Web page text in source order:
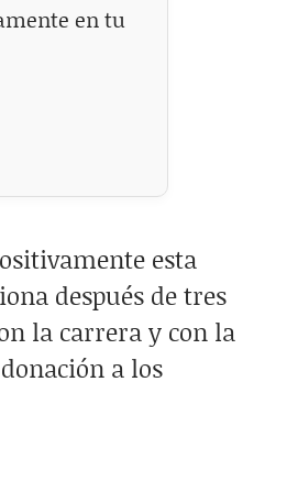
en tu
esta
después de tres
la carrera y con la
a los